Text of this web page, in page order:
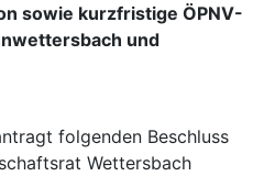
sowie kurzfristige ÖPNV-
und
folgenden Beschluss
Wettersbach